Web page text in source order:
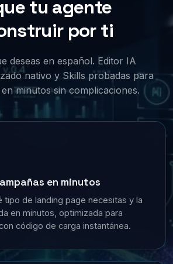
tu agente
por ti
deseas en español. Editor IA
nativo y Skills probadas para
minutos sin complicaciones.
en minutos
tipo de landing page necesitas y la
en minutos, optimizada para
código de carga instantánea.